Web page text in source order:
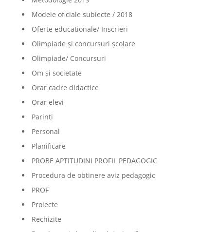
Modele oficiale subiecte / 2018
Oferte educationale/ Inscrieri
Olimpiade şi concursuri şcolare
Olimpiade/ Concursuri
Om și societate
Orar cadre didactice
Orar elevi
Parinti
Personal
Planificare
PROBE APTITUDINI PROFIL PEDAGOGIC
Procedura de obtinere aviz pedagogic
PROF
Proiecte
Rechizite